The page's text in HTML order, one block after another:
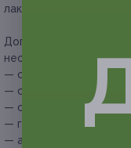
лаком (1215 руб.
Дополнительные
необходимости:
— снятие обычного
— снятие гель-лака
— снятие наращенных
— гелевое укрепление
— акриловое